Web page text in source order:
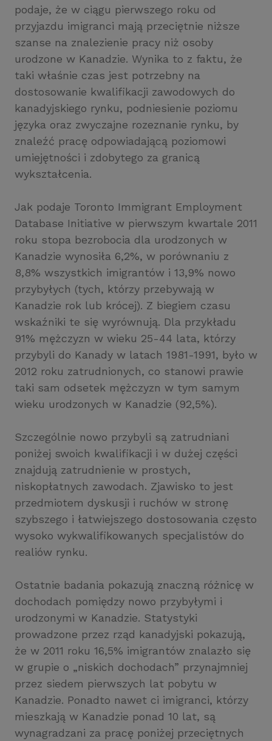
podaje, że w ciągu pierwszego roku od
przyjazdu imigranci mają przeciętnie niższe
szanse na znalezienie pracy niż osoby
urodzone w Kanadzie. Wynika to z faktu, że
taki właśnie czas jest potrzebny na
dostosowanie kwalifikacji zawodowych do
kanadyjskiego rynku, podniesienie poziomu
języka oraz zwyczajne rozeznanie rynku, by
znaleźć pracę odpowiadającą poziomowi
umiejętności i zdobytego za granicą
wykształcenia.
Jak podaje Toronto Immigrant Employment
Database Initiative w pierwszym kwartale 2011
roku stopa bezrobocia dla urodzonych w
Kanadzie wynosiła 6,2%, w porównaniu z
8,8% wszystkich imigrantów i 13,9% nowo
przybyłych (tych, którzy przebywają w
Kanadzie rok lub krócej). Z biegiem czasu
wskaźniki te się wyrównują. Dla przykładu
91% mężczyzn w wieku 25-44 lata, którzy
przybyli do Kanady w latach 1981-1991, było w
2012 roku zatrudnionych, co stanowi prawie
taki sam odsetek mężczyzn w tym samym
wieku urodzonych w Kanadzie (92,5%).
Szczególnie nowo przybyli są zatrudniani
poniżej swoich kwalifikacji i w dużej części
znajdują zatrudnienie w prostych,
niskopłatnych zawodach. Zjawisko to jest
przedmiotem dyskusji i ruchów w stronę
szybszego i łatwiejszego dostosowania często
wysoko wykwalifikowanych specjalistów do
realiów rynku.
Ostatnie badania pokazują znaczną różnicę w
dochodach pomiędzy nowo przybyłymi i
urodzonymi w Kanadzie. Statystyki
prowadzone przez rząd kanadyjski pokazują,
że w 2011 roku 16,5% imigrantów znalazło się
w grupie o „niskich dochodach” przynajmniej
przez siedem pierwszych lat pobytu w
Kanadzie. Ponadto nawet ci imigranci, którzy
mieszkają w Kanadzie ponad 10 lat, są
wynagradzani za pracę poniżej przeciętnych